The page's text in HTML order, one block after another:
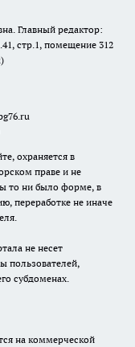
Главный редактор:
стр.1, помещение 312
охраняется в
праве и не
то ни было форме, в
переработке не иначе
не несет
пользователей,
субдоменах.
на коммерческой